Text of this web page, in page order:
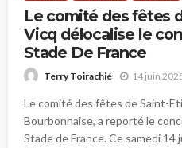
Le comité des fêtes
Vicq délocalise le
Stade De France
Terry Toirachié 14 juin
Le comité des fêtes de Saint-
Bourbonnaise, a reporté le
Stade de France. Ce samedi 14